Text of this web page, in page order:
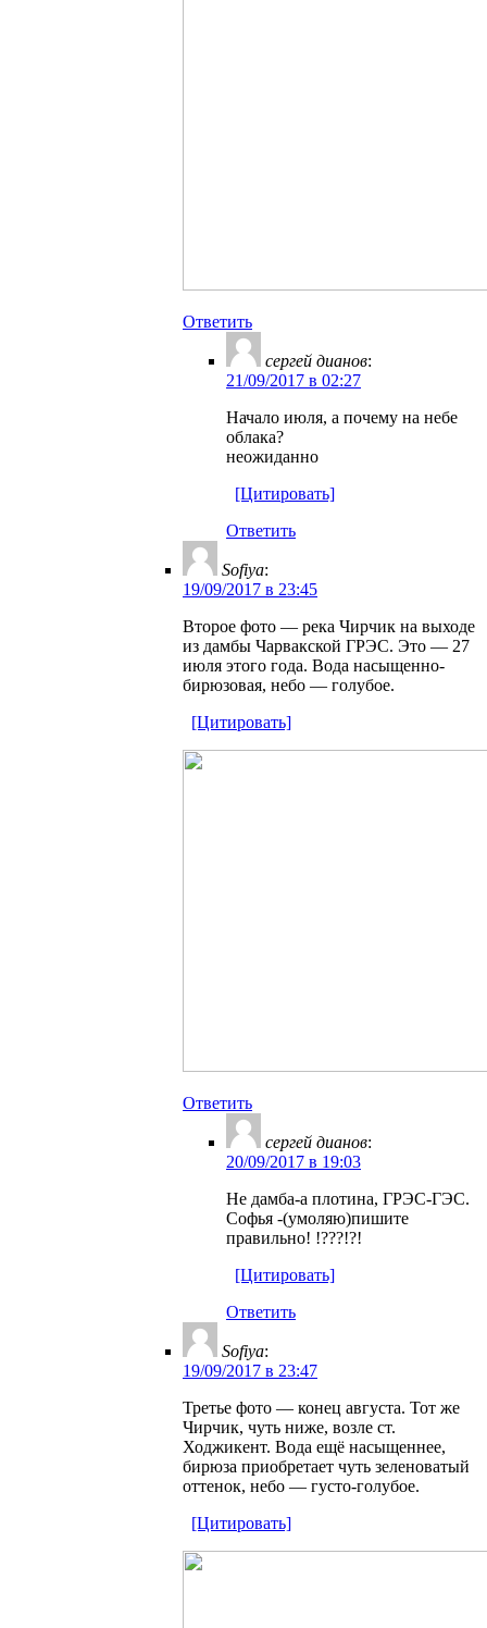
Ответить
ceргей дианов:
21/09/2017 в 02:27
Начало июля, а почему на небе
облака?
неожиданно
[Цитировать]
Ответить
Sofiya:
19/09/2017 в 23:45
Второе фото — река Чирчик на выходе
из дамбы Чарвакской ГРЭС. Это — 27
июля этого года. Вода насыщенно-
бирюзовая, небо — голубое.
[Цитировать]
Ответить
ceргей дианов:
20/09/2017 в 19:03
Не дамба-а плотина, ГРЭС-ГЭС.
Софья -(умоляю)пишите
правильно! !???!?!
[Цитировать]
Ответить
Sofiya:
19/09/2017 в 23:47
Третье фото — конец августа. Тот же
Чирчик, чуть ниже, возле ст.
Ходжикент. Вода ещё насыщеннее,
бирюза приобретает чуть зеленоватый
оттенок, небо — густо-голубое.
[Цитировать]